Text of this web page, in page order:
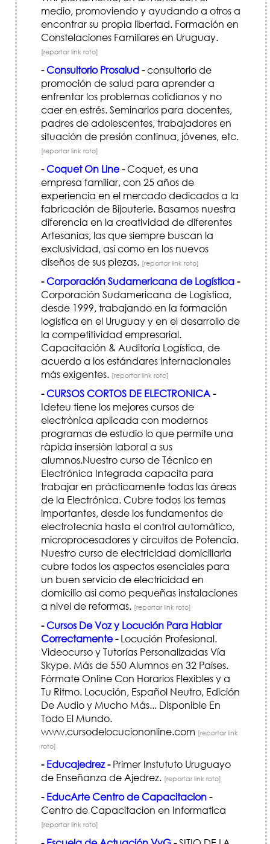
medio, promoviendo y ayudando a otros a
encontrar su propia libertad. Formación en
Constelaciones Familiares en Uruguay.
[reportar link roto]
-Consultorio Prosalud-consultorio de
promoción de salud para aprender a
enfrentar los problemas cotidianos y no
caer en estrés. Seminarios para docentes,
padres de adolescentes, trabajadores en
situación de presión continua, jóvenes, etc.
[reportar link roto]
-Coquet On Line-Coquet, es una
empresa familiar, con 25 años de
experiencia en el mercado dedicados a la
fabricación de Bijouterie. Basamos nuestra
diferencia en la creatividad de diferentes
Artesanias, las que siempre buscan la
exclusividad, así como en los nuevos
diseños de sus piezas. [reportar link roto]
-Corporación Sudamericana de Logística-
Corporación Sudamericana de Logística,
desde 1999, trabajando en la formación
logística en el Uruguay y en el desarrollo de
la competitividad empresarial.
Capacitación & Auditoría Logística, de
acuerdo a los estándares internacionales
más exigentes. [reportar link roto]
-CURSOS CORTOS DE ELECTRONICA-
Ideteu tiene los mejores cursos de
electrònica aplicada con modernos
programas de estudio lo que permite una
ràpida insersiòn laboral a sus
alumnos.Nuestro curso de Técnico en
Electrónica Integrada capacita para
trabajar en prácticamente todas las áreas
de la Electrónica. Cubre todos los temas
importantes, desde los fundamentos de
electrotecnia hasta el control automático,
microprocesadores y circuitos de Potencia.
Nuestro curso de electricidad domiciliaria
cubre todos los aspectos esenciales para
un buen servicio de electricidad en
domicilio asi como pequeñas instalaciones
a nivel de reformas. [reportar link roto]
-Cursos De Voz y Locución Para Hablar
Correctamente-Locución Profesional.
Videocurso y Tutorías Personalizadas Vía
Skype. Más de 550 Alumnos en 32 Países.
Fórmate Online Con Horarios Flexibles y a
Tu Ritmo. Locución, Español Neutro, Edición
De Audio y Mucho Más... Disponible En
Todo El Mundo.
www.cursodelocuciononline.com [reportar link
roto]
- Educajedrez-Primer Instututo Uruguayo
de Enseñanza de Ajedrez. [reportar link roto]
- EducArte Centro de Capacitacion-
Centro de Capacitacion en Informatica
[reportar link roto]